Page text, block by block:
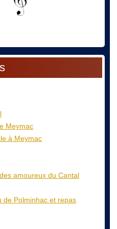
Meymac
à Meymac
amoureux du Cantal
de Polminhac et repas